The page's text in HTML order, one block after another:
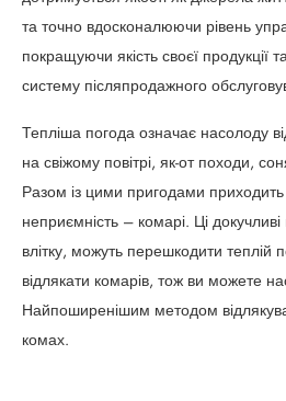
та точно вдосконалюючи рівень
покращуючи якість своєї продукції
систему післяпродажного
Тепліша погода означає насолоду
на свіжому повітрі, як-от походи,
Разом із цими пригодами приходить
неприємність – комарі. Ці
влітку, можуть перешкодити теплій
відлякати комарів, тож ви можете
Найпоширенішим методом
комах.